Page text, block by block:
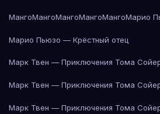
МангоМангоМангоМангоМангоМарио
Марио Пьюзо — Крёстный отец
Марк Твен — Приключения Тома
Марк Твен — Приключения Тома
Марк Твен — Приключения Тома